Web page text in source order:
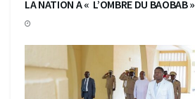
LA NATION A « L’OMBRE DU BAOBAB »